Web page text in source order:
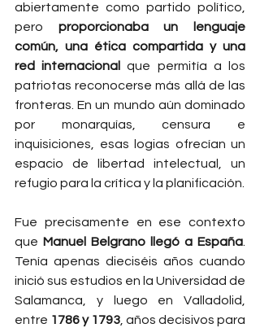
abiertamente como partido político,
pero proporcionaba un lenguaje
común, una ética compartida y una
red internacional
que permitía a los
patriotas reconocerse más allá de las
fronteras. En un mundo aún dominado
por monarquías, censura e
inquisiciones, esas logias ofrecían un
espacio de libertad intelectual, un
refugio para la crítica y la planificación.
Fue precisamente en ese contexto
que Manuel Belgrano llegó a España
Tenía apenas dieciséis años cuando
inició sus estudios en la Universidad de
Salamanca, y luego en Valladolid,
entre 1786 y 1793 , años decisivos para